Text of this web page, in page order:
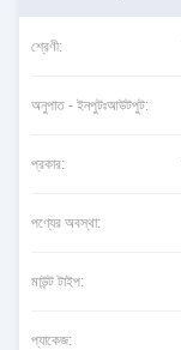
শ্রেণী:
অনুপাত - ইনপুটঃআউটপুট:
প্রকার:
পণ্যের অবস্থা:
মাউন্ট টাইপ:
প্যাকেজ: